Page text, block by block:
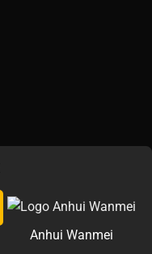
Anhui Wanmei